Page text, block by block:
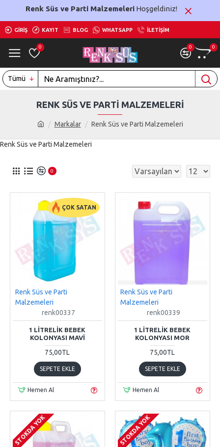
Renk Süs ve Parti MalzemeleriHoşgeldiniz!
GIRIŞ KAYIT BLOG WHATSAPP İLETIŞIM
0 0 0
Tümü
Markalar Renk Süs ve Parti Malzemeleri
Renk Süs ve Parti Malzemeleri
RENK SÜS VE PARTI MALZEMELERI
0
ÇOK SATAN
Renk Süs ve Parti
Malzemeleri
renk00337
1 LITRELIK BEBEK
KOLONYASI MAVI
75,00TL
SEPETE EKLE
Hemen Al
Renk Süs ve Parti
Malzemeleri
renk00339
1 LITRELIK BEBEK
KOLONYASI MOR
75,00TL
SEPETE EKLE
Hemen Al
STOKDA YOK STOKDA YOK